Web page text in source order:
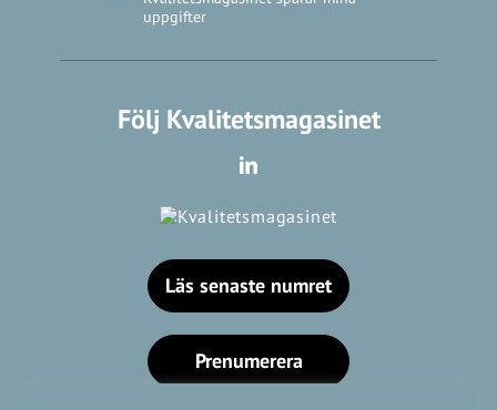
uppgifter
Följ Kvalitetsmagasinet
Läs senaste numret
Prenumerera